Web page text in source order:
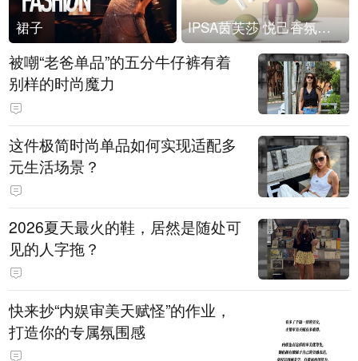
裙子 IPSA茵芙莎 悦己香氛凝露上市
被嘲“老爸单品”的五分牛仔裤有着
别样的时尚魔力
这件极简时尚单品如何实现适配多
元生活场景？
2026夏天最火的鞋，居然是随处可
见的人字拖？
快来抄“内娱审美天赋怪”的作业，
打造你的专属氛围感